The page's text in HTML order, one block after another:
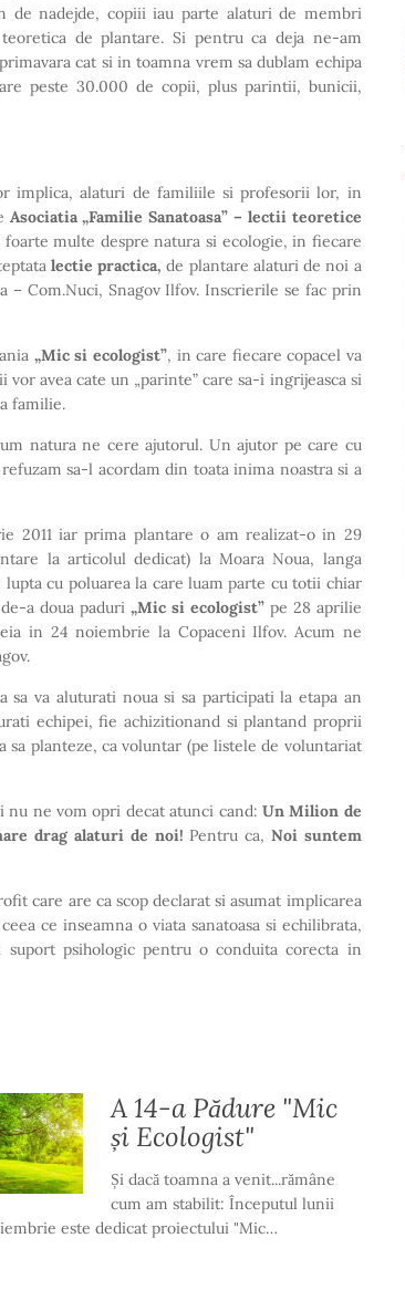
de nadejde, copiii iau parte alaturi de membri
de plantare. Si pentru ca deja ne-am
cat si in toamna vrem sa dublam echipa
peste 30.000 de copii, plus parintii, bunicii,
implica, alaturi de familiile si profesorii lor, in
Asociatia „Familie Sanatoasa” – lectii teoretice
multe despre natura si ecologie, in fiecare
lectie practica,de plantare alaturi de noi a
– Com.Nuci, Snagov Ilfov. Inscrierile se fac prin
„Mic si ecologist”, in care fiecare copacel va
avea cate un „parinte” care sa-i ingrijeasca si
familie.
natura ne cere ajutorul. Un ajutor pe care cu
sa-l acordam din toata inima noastra si a
2011 iar prima plantare o am realizat-o in 29
la articolul dedicat) la Moara Noua, langa
cu poluarea la care luam parte cu totii chiar
a doua paduri „Mic si ecologist” pe 28 aprilie
in 24 noiembrie la Copaceni Ilfov. Acum ne
sa va aluturati noua si sa participati la etapa an
echipei, fie achizitionand si plantand proprii
sa planteze, ca voluntar (pe listele de voluntariat
nu ne vom opri decat atunci cand: Un Milion de
drag alaturi de noi! Pentru ca, Noi suntem
care are ca scop declarat si asumat implicarea
ce inseamna o viata sanatoasa si echilibrata,
psihologic pentru o conduita corecta in
A 14-a Pădure "Mic
și Ecologist"
Și dacă toamna a venit...rămâne
cum am stabilit: Începutul lunii
este dedicat proiectului "Mic…